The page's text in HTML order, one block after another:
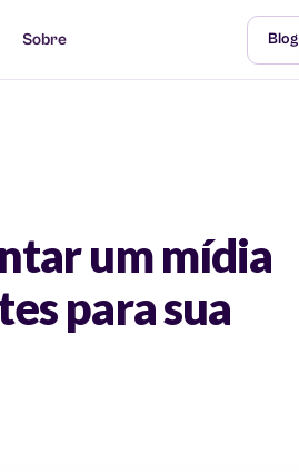
Sobre Blog
um mídia
para sua